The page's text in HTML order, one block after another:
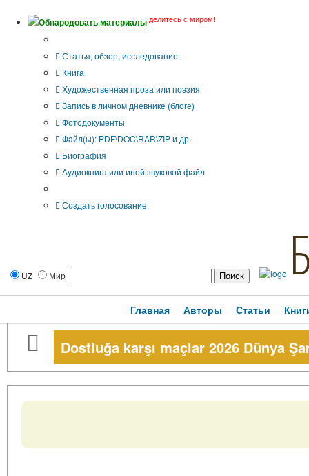
Обнародовать материалы делитесь с миром!
Статья, обзор, исследование
Книга
Художественная проза или поэзия
Запись в личном дневнике (блоге)
Фотодокументы
Файл(ы): PDF\DOC\RAR\ZIP и др.
Биография
Аудиокнига или иной звуковой файл
Создать голосование
UZ Мир
Главная Авторы Статьи
Dostluğa karşı maçlar 2026 Dünya